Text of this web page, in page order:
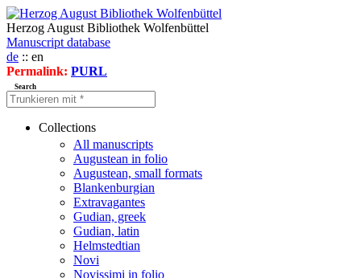
Herzog August Bibliothek Wolfenbüttel
Manuscript database
de :: en
Permalink: PURL
Search
Collections
All manuscripts
Augustean in folio
Augustean, small formats
Blankenburgian
Extravagantes
Gudian, greek
Gudian, latin
Helmstedtian
Novi
Novissimi in folio